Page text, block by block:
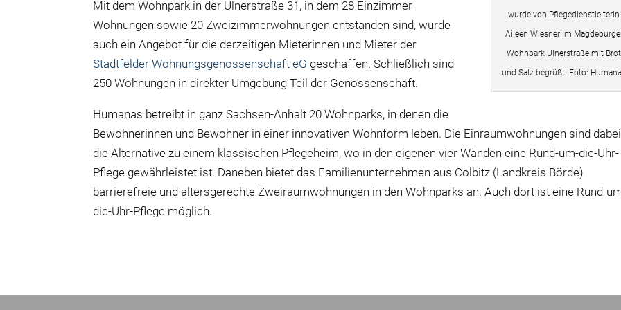
wurde von Pflegedienstleiterin
Aileen Wiesner im
Wohnpark Ulnerstraße mit Brot
und Salz begrüßt. Foto:
Mit dem Wohnpark in der Ulnerstraße 31, in dem 28 Einzimmer-
Wohnungen sowie 20 Zweizimmerwohnungen entstanden sind, wurde
auch ein Angebot für die derzeitigen Mieterinnen und Mieter der
Stadtfelder Wohnungsgenossenschaft eG geschaffen. Schließlich sind
250 Wohnungen in direkter Umgebung Teil der Genossenschaft.
Humanas betreibt in ganz Sachsen-Anhalt 20 Wohnparks, in denen die
Bewohnerinnen und Bewohner in einer innovativen Wohnform leben. Die Einraumwohnungen sind dabei
die Alternative zu einem klassischen Pflegeheim, wo in den eigenen vier Wänden eine Rund-um-die-Uhr-
Pflege gewährleistet ist. Daneben bietet das Familienunternehmen aus Colbitz (Landkreis Börde)
barrierefreie und altersgerechte Zweiraumwohnungen in den Wohnparks an. Auch dort ist eine Rund-
die-Uhr-Pflege möglich.